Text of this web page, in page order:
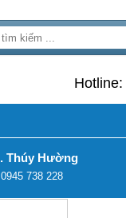
Hotline:
Thúy Hường
0945 738 228